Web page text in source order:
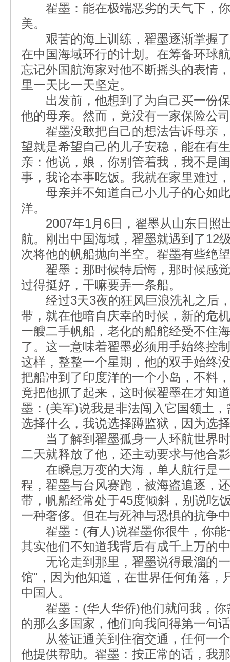
翟墨：能在极端恶劣的天气下，你
美。
艰苦的海上训练，翟墨逐渐掌握了
在中国海域环行的计划。在筹备环球
忘记外国航海家对他不断摇头的表情
里一天比一天坚定。
出发前，他想到了为自己买一份保
他的母亲。然而，竟没有一家保险公
翟墨没敢把自己的想法告诉母亲，
望就是希望自己的儿子安稳，能在有
亲：他说，娘，你别管着我，我不是
事，我论本事吃饭。我就在家里难过
母亲并不知道自己小儿子的心如此
洋。
2007年1月6日，翟墨从山东日照
航。刚出中国海域，翟墨就遇到了12
次将他的帆船抛向半空。翟墨有些绝
翟墨：那时候特后悔，那时候感觉
过得挺好，干嘛要弄一条船。
经过3天3夜的狂风巨浪洗礼之后
带，就在他暗自庆幸的时候，新的危
一艘二手帆船，老化的船舵经受不住
了。这一意味着翟墨必须用手始终控
这样，整整一个星期，他的双手始终
把船冲到了印度洋的一个小岛，不料
竟把他抓了起来，这时候翟墨在才知
墨：(美军)说我是非法闯入它国领土
选择什么，我说选择蹲监狱，因为选
当了解到翟墨孤身一人环航世界时
二天就释放了他，还主动要求与他合
在瞬息万变的大海，单人航行是一
程，翟墨与台风赛跑，被海盗追逐，
带，帆船经常处于45度倾斜，别说吃
一种奢侈。但在与死神与恐惧的抗争
翟墨：(有人)说翟墨你很牛，你能
其实他们不知道我背后有成千上万的
无论走到那里，翟墨说得最溜的一
馆"，因为他知道，在世界任何角落，
中国人。
翟墨：(华人华侨)他们就问我，你
的那么多国家，他们向我问得第一句
从签证通关到住宿交通，任何一个
他提供帮助。翟墨：按正常的话，我